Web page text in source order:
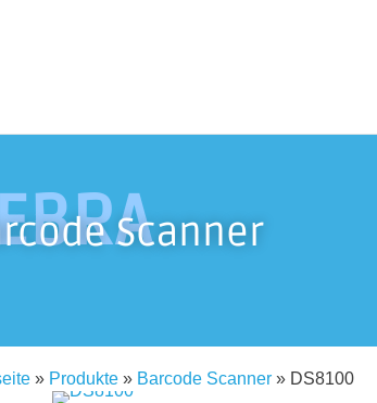
Scanner
» Produkte » Barcode Scanner » DS8100